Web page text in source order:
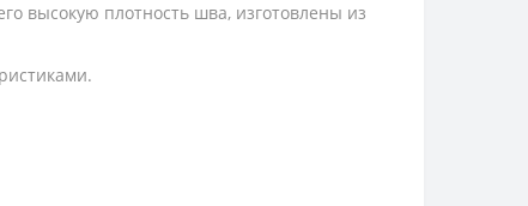
высокую плотность шва, изготовлены из